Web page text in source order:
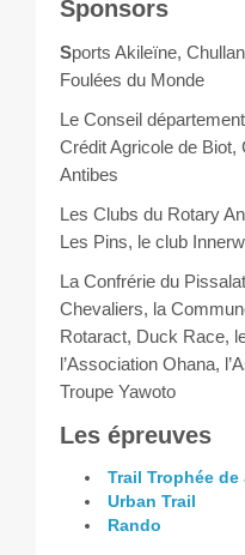
Sponsors
Sports Akileïne,
Foulées du Monde
Le Conseil
Crédit Agricole de Biot,
Antibes
Les Clubs du Rotary
Les Pins, le club
La Confrérie du
Chevaliers, la
Rotaract, Duck Race,
l’Association Ohana,
Troupe Yawoto
Les épreuves
Trail Trophée
Urban Trail
Rando